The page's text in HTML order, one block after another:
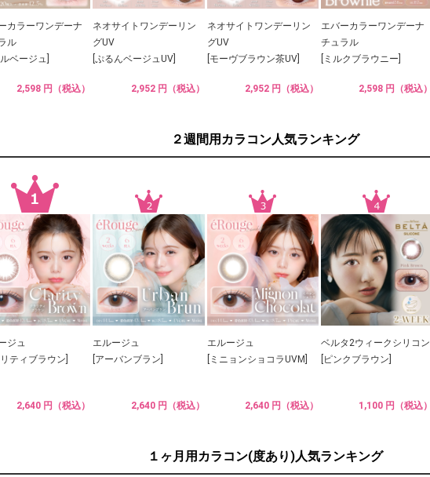
カラーワンデーナ
ル
ベージュ]
2,598 円（税込）
ネオサイトワンデーリン
グUV
[ぷるんベージュUV]
2,952 円（税込）
ネオサイトワンデーリン
グUV
[モーヴブラウン茶UV]
2,952 円（税込）
エバーカラーワンデーナ
チュラル
[ミルクブラウニー]
2,598 円（税込）
２週間用カラコン人気ランキング
ジュ
ティブラウン]
2,640 円（税込）
エルージュ
[アーバンブラン]
2,640 円（税込）
エルージュ
[ミニョンショコラUVM]
2,640 円（税込）
ベルタ2ウィークシリコン
[ピンクブラウン]
1,100 円（税込）
１ヶ月用カラコン(度あり)人気ランキング